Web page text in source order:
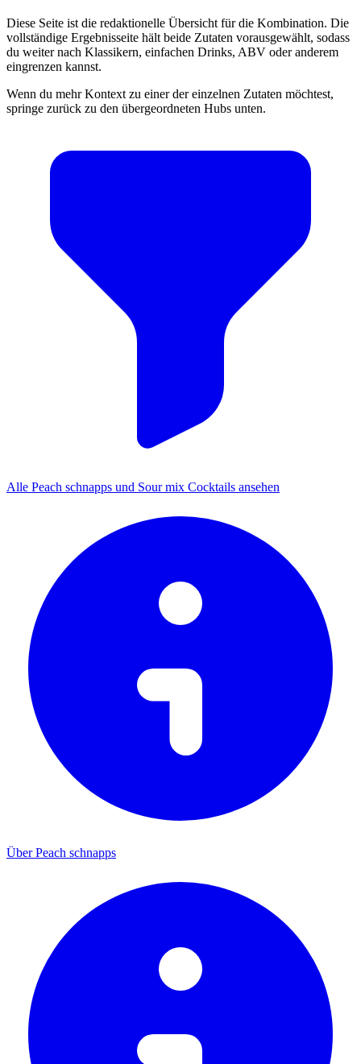
Diese Seite ist die redaktionelle Übersicht für die Kombination. Die
vollständige Ergebnisseite hält beide Zutaten vorausgewählt, sodass
du weiter nach Klassikern, einfachen Drinks, ABV oder anderem
eingrenzen kannst.
Wenn du mehr Kontext zu einer der einzelnen Zutaten möchtest,
springe zurück zu den übergeordneten Hubs unten.
Alle Peach schnapps und Sour mix Cocktails ansehen
Über Peach schnapps